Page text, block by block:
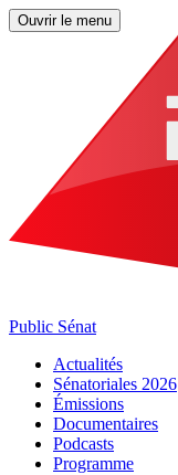
Ouvrir le menu
Public Sénat
Actualités
Sénatoriales 2026
Émissions
Documentaires
Podcasts
Programme